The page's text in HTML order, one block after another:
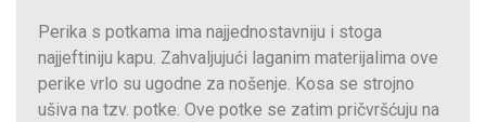
Perika s potkama ima najjednostavniju i stoga
najjeftiniju kapu. Zahvaljujući laganim materijalima ove
perike vrlo su ugodne za nošenje. Kosa se strojno
ušiva na tzv. potke. Ove potke se zatim pričvršćuju na